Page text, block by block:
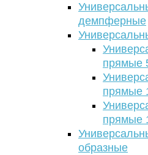
демпферные
прямые
прямые
прямые
образные